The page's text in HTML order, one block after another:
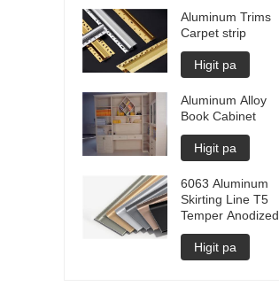
Aluminum Trims
Carpet strip
Higit pa
Aluminum Alloy
Book Cabinet
Higit pa
6063 Aluminum
Skirting Line T5
Temper Anodized
Higit pa